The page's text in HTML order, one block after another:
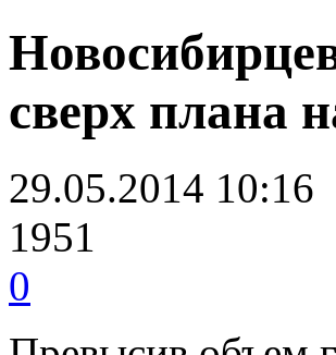
сверх плана
29.05.2014 10:16
1951
0